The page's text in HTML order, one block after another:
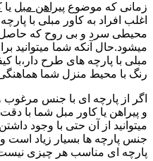
زمانی که موضوع پیراهن مبل یا
اغلب افراد به کاور مبلی با
محیطی سرد و بی روح که
میشود.حال آنکه شما میتوانید
مبلی با پارچه های طرح
رنگ با محیط منزل شما هماهنگی
اگر از پارچه ای با جنس مرغوب
و پیراهن یا کاور مبل شما با
میتوانید از آن حتی با وجود
جنس پارچه ها بسیار زیاد است
پارچه ای مناسب هر چیزی